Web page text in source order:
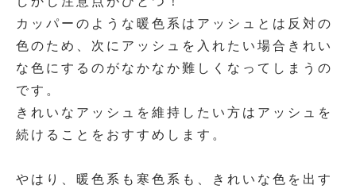
カッパーのような暖色系はアッシュとは反対の
色のため、次にアッシュを入れたい場合きれい
な色にするのがなかなか難しくなってしまうの
です。
きれいなアッシュを維持したい方はアッシュを
続けることをおすすめします。
やはり、暖色系も寒色系も、きれいな色を出す